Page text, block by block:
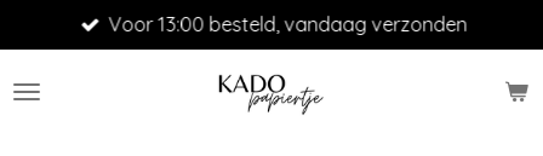
direct
naar
Voor 13:00 besteld, vandaag verzonden